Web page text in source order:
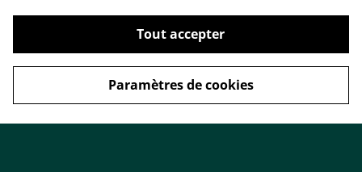
Tout accepter
Paramètres de cookies